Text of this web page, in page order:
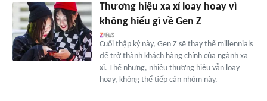
Thương hiệu xa xỉ loay hoay vì
không hiểu gì về Gen Z
Cuối thập kỷ này, Gen Z sẽ thay thế millennials
để trở thành khách hàng chính của ngành xa
xỉ. Thế nhưng, nhiều thương hiệu vẫn loay
hoay, không thể tiếp cận nhóm này.